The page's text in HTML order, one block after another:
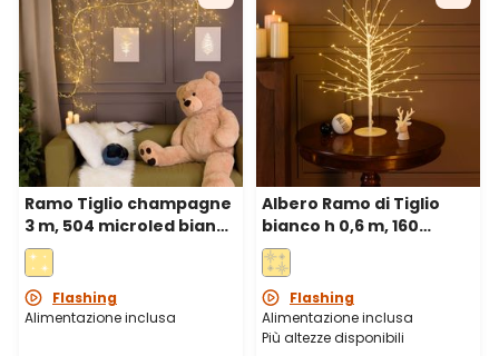
Ramo Tiglio champagne
3 m, 504 microled bianco
caldo e freddo, cavo
metal argento, uso
interno
Flashing
Alimentazione inclusa
Albero Ramo di Tiglio
bianco h 0,6 m, 160
microled bianco caldo,
uso interno
Flashing
Alimentazione inclusa
Più altezze disponibili